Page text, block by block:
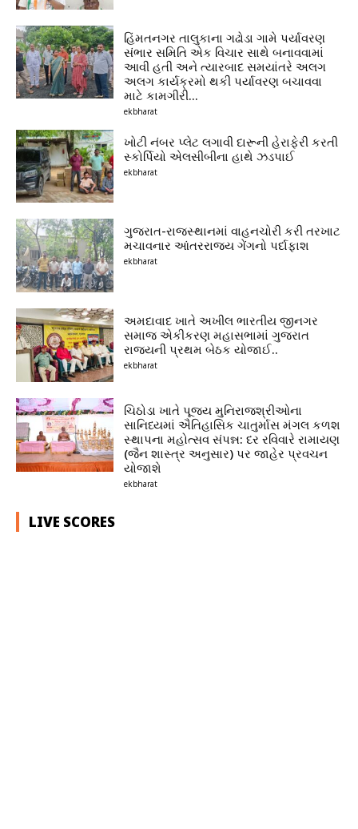
હિંમતનગર તાલુકાના ગઢોડા ગામે પર્યાવરણ
સંભાર સમિતિ એક વિચાર સાથે બનાવવામાં
આવી હતી અને ત્યારબાદ સમયાંતરે અલગ
અલગ કાર્યક્રમો થકી પર્યાવરણ બચાવવા
માટે કામગીરી...
ekbharat
ખોટી નંબર પ્લેટ લગાવી દારૂની હેરાફેરી કરતી
સ્કોર્પિયો એલસીબીના હાથે ઝડપાઈ
ekbharat
ગુજરાત-રાજસ્થાનમાં વાહનચોરી કરી તરખાટ
મચાવનાર આંતરરાજ્ય ગેંગનો પર્દાફાશ
ekbharat
અમદાવાદ ખાતે અખીલ ભારતીય જીનગર
સમાજ એકીકરણ મહાસભામાં ગુજરાત
રાજ્યની પ્રથમ બેઠક યોજાઈ..
ekbharat
ચિઠોડા ખાતે પૂજ્ય મુનિરાજશ્રીઓના
સાનિધ્યમાં ઐતિહાસિક ચાતુર્માસ મંગલ કળશ
સ્થાપના મહોત્સવ સંપન્ન: દર રવિવારે રામાયણ
(જૈન શાસ્ત્ર અનુસાર) પર જાહેર પ્રવચન
યોજાશે
ekbharat
LIVE SCORES